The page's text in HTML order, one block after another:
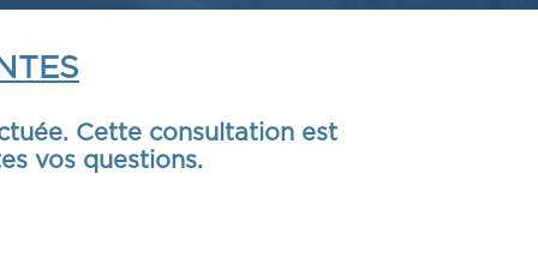
Cette consultation est
vos questions.